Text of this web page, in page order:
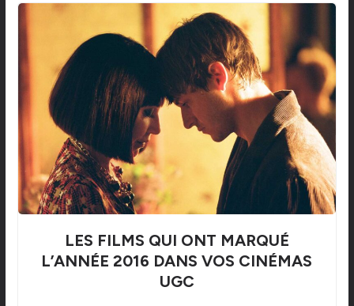
LES FILMS QUI ONT MARQUÉ
L’ANNÉE 2016 DANS VOS CINÉMAS
UGC